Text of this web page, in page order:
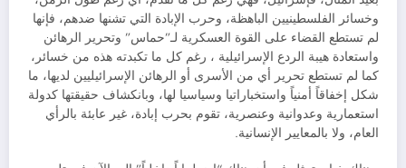
وخسائر الفلسطينيين الباهظة، وحرب الإبادة التي تشنها ضدهم، فإنها
لم تستطع القضاء على القوة العسكرية لـ”حماس” وتحرير الرهائن
واستعادة هيبة الردع الإسرائيلية ، رغم كل ما تكبدته هذه من خسائر،
كما لم تستطع تحرير أي من الأسرى أو الرهائن الإسرائيليين لديها، ما
شكل إخفاقاً أمنياً واستخباراتيا وسياسيا لها، وبانكشاف حقيقتها كدولة
استعمارية وعدوانية وعنصرية، تقوم بحرب إبادة، غير عابئة بالرأي
العام، ولا بالمعايير الإنسانية.